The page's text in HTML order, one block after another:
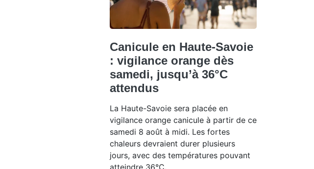
Canicule en Haute-Savoie
: vigilance orange dès
samedi, jusqu’à 36°C
attendus
La Haute-Savoie sera placée en
vigilance orange canicule à partir de ce
samedi 8 août à midi. Les fortes
chaleurs devraient durer plusieurs
jours, avec des températures pouvant
atteindre 36°C.